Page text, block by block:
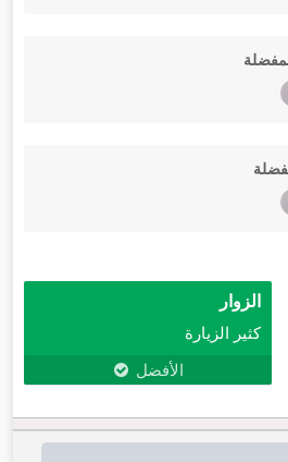
الزوار
كثير الزيارة
الأفضل